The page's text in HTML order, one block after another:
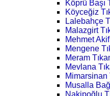
Köprü Başı
Köyceğiz
Lalebahçe
Malazgirt
Mehmet Akif
Mengene
Meram
Mevlana
Mimarsinan
Musalla